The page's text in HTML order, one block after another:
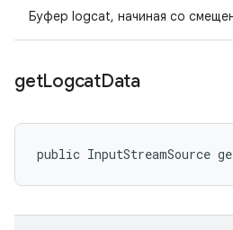
Буфер logcat, начиная со
getLogcatData
public InputStreamSource